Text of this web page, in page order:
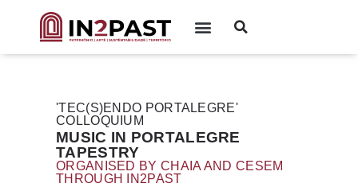
'TEC(S)ENDO PORTALEGRE'
COLLOQUIUM
MUSIC IN PORTALEGRE
TAPESTRY
ORGANISED BY CHAIA AND CESEM
THROUGH IN2PAST